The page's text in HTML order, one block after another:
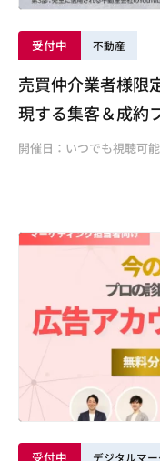
受付中 不動産
売買仲介業者様
現する集客＆成約
開催日：いつでも視聴可
受付中 デジタルマ